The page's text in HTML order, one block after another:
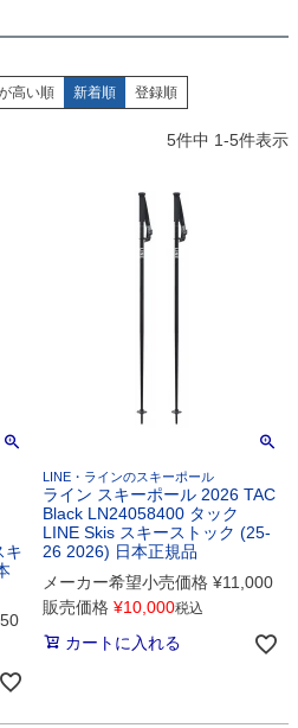
高い順 新着順 登録順
5件中 1-5件表示
キ
LINE・ラインのスキーポール
ライン スキーポール 2026 TAC
Black LN24058400 タック
LINE Skis スキーストック (25-
26 2026) 日本正規品
メーカー希望小売価格 ¥11,000
販売価格 ¥10,000税込
カートに入れる